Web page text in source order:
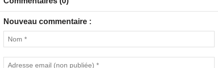
Nouveau commentaire :